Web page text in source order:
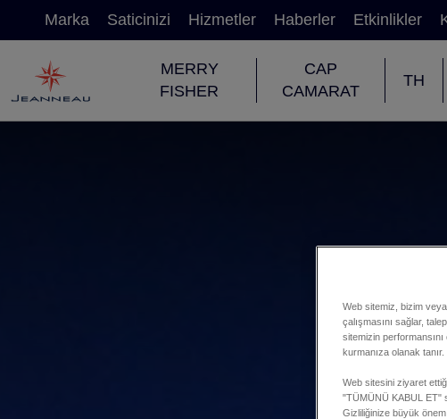
Marka Saticinizi Hizmetler Haberler Etkinlikler
MERRY
FISHER
CAP
CAMARAT
TH
Web sitemiz, bizim
çalışmasını sağlar,
sitemizin
kurmanıza olanak tanır.
Web sitesini ziyaret
"TÜMÜNÜ KABUL ET"
Gizliliğinize büyük